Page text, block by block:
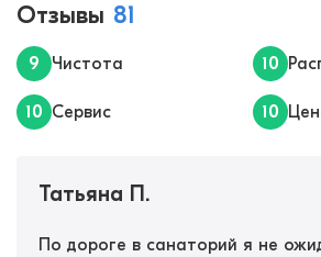
Отзывы 81
9 Чистота 10
10 Сервис 10
Татьяна П.
По дороге в санаторий я не